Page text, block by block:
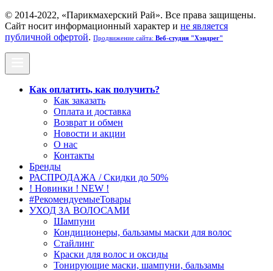
© 2014-2022, «Парикмахерский Рай». Все права защищены.
Cайт носит информационный характер и не является
публичной офертой. Продвижение сайта: Веб-студия "Хэндрег"
Как оплатить, как получить?
Как заказать
Оплата и доставка
Возврат и обмен
Новости и акции
О нас
Контакты
Бренды
РАСПРОДАЖА / Скидки до 50%
! Новинки ! NEW !
#РекомендуемыеТовары
УХОД ЗА ВОЛОСАМИ
Шампуни
Кондиционеры, бальзамы маски для волос
Стайлинг
Краски для волос и оксиды
Тонирующие маски, шампуни, бальзамы